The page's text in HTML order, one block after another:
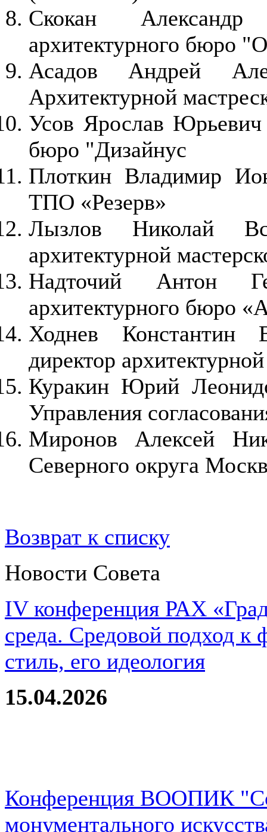
Скокан
архитектурного бюро
Асадов Андрей
Архитектурной
Усов Ярослав Юрьевич
бюро "Дизайнус
Плоткин Владимир
ТПО «Резерв»
Лызлов Николай
архитектурной
Надточий Антон
архитектурного бюро
Ходнев Константин
директор
Куракин Юрий
Управления
Миронов Алексей
Северного округа
Возврат к списку
Новости Совета
IV конференция РАХ
среда. Средовой подход
стиль, его идеология
15.04.2026
Конференция ВООПИК
монументального